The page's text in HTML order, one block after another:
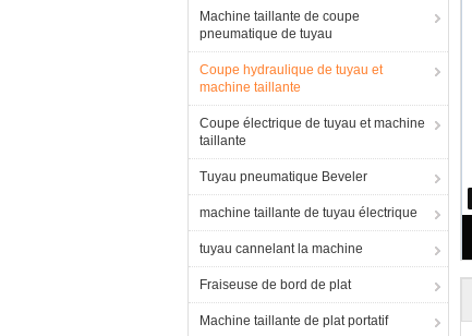
Machine taillante de coupe
pneumatique de tuyau
Coupe hydraulique de tuyau et
machine taillante
Coupe électrique de tuyau et machine
taillante
Tuyau pneumatique Beveler
machine taillante de tuyau électrique
tuyau cannelant la machine
Fraiseuse de bord de plat
Machine taillante de plat portatif